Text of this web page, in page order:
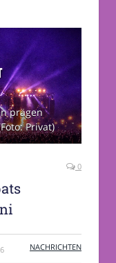
prägen
Privat)
0
NACHRICHTEN